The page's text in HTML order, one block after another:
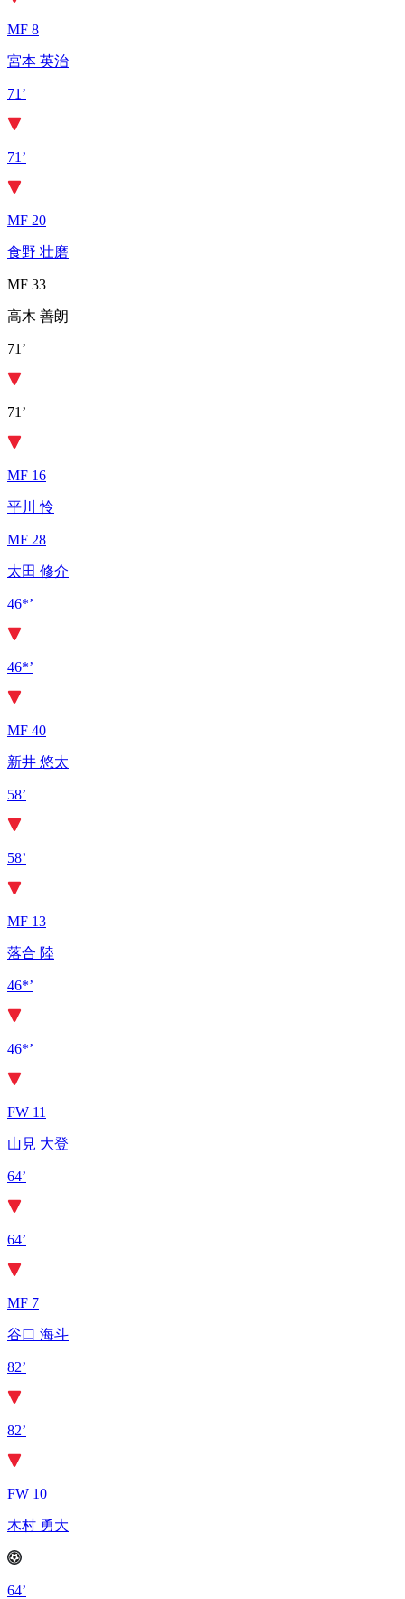
MF 8
宮本 英治
71’
71’
MF 20
食野 壮磨
MF 33
高木 善朗
71’
71’
MF 16
平川 怜
MF 28
太田 修介
46*’
46*’
MF 40
新井 悠太
58’
58’
MF 13
落合 陸
46*’
46*’
FW 11
山見 大登
64’
64’
MF 7
谷口 海斗
82’
82’
FW 10
木村 勇大
64’